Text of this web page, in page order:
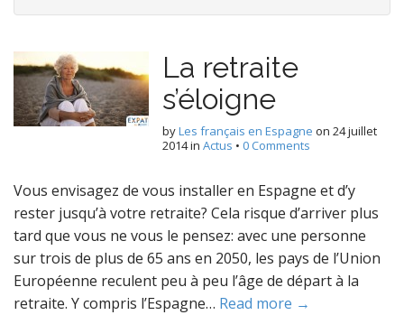
La retraite
s’éloigne
byLes français en Espagne on 24 juillet
2014in Actus • 0 Comments
Vous envisagez de vous installer en Espagne et d’y
rester jusqu’à votre retraite? Cela risque d’arriver plus
tard que vous ne vous le pensez: avec une personne
sur trois de plus de 65 ans en 2050, les pays de l’Union
Européenne reculent peu à peu l’âge de départ à la
retraite. Y compris l’Espagne… Read more →